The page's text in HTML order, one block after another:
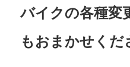
バイクの各種変
もおまかせくだ